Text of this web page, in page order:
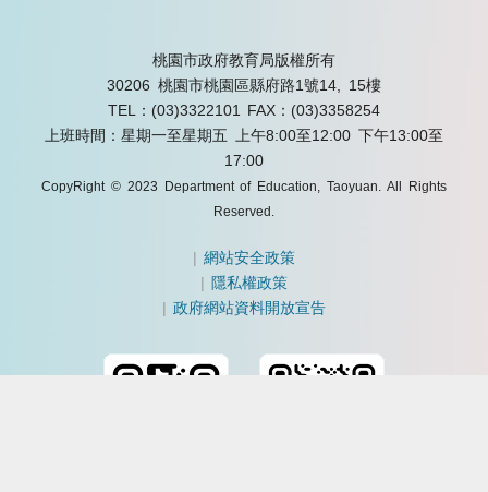
桃園市政府教育局版權所有
30206 桃園市桃園區縣府路1號14, 15樓
TEL：(03)3322101
FAX：(03)3358254
上班時間：星期一至星期五 上午8:00至12:00 下午13:00至
17:00
CopyRight © 2023 Department of Education, Taoyuan. All Rights
Reserved.
|網站安全政策
| 隱私權政策
|政府網站資料開放宣告